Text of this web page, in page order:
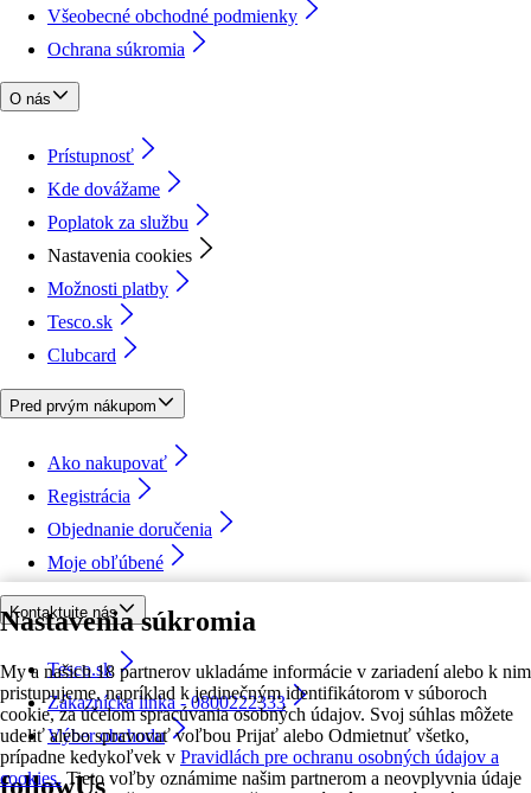
Nastavenia súkromia
My a našich 18 partnerov ukladáme informácie v zariadení alebo k nim
pristupujeme, napríklad k jedinečným identifikátorom v súboroch
cookie, za účelom spracúvania osobných údajov. Svoj súhlas môžete
udeliť alebo spravovať voľbou Prijať alebo Odmietnuť všetko,
prípadne kedykoľvek v Pravidlách pre ochranu osobných údajov a
cookies. Tieto voľby oznámime našim partnerom a neovplyvnia údaje
Všeobecné obchodné podmienky
Ochrana súkromia
O nás
Prístupnosť
Kde dovážame
Poplatok za službu
Nastavenia cookies
Možnosti platby
Tesco.sk
Clubcard
Pred prvým nákupom
Ako nakupovať
Registrácia
Objednanie doručenia
Moje obľúbené
Kontaktujte nás
Tesco.sk
Zákaznícka linka - 0800222333
Výber obchodu
followUs